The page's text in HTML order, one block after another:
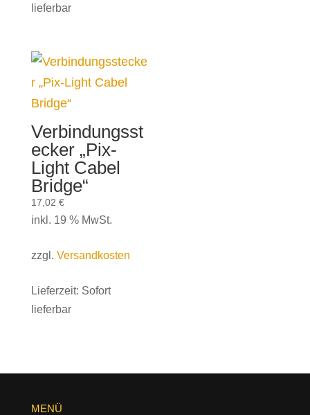
lieferbar
Verbindungsst
ecker „Pix-
Light Cabel
Bridge“
17,02 €
inkl. 19 % MwSt.
zzgl. Versandkosten
Lieferzeit: Sofort
lieferbar
MENÜ